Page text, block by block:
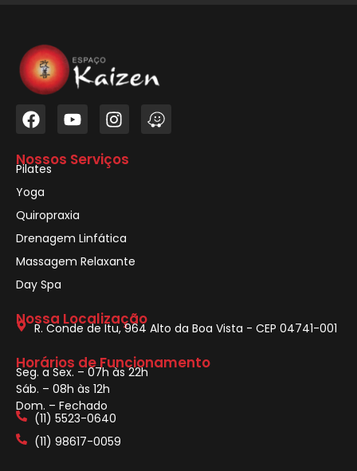
Nossos Serviços
Pilates
Yoga
Quiropraxia
Drenagem Linfática
Massagem Relaxante
Day Spa
Nossa Localização
R. Conde de Itu, 964 Alto da Boa Vista - CEP 04741-001
Horários de Funcionamento
Seg. a Sex. – 07h às 22h
Sáb. – 08h às 12h
Dom. – Fechado
(11) 5523-0640
(11) 98617-0059